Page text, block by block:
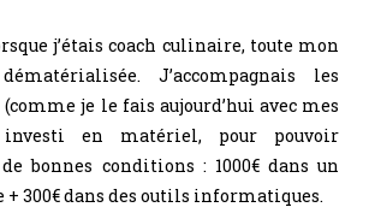
j’étais coach culinaire, toute mon
J’accompagnais les
je le fais aujourd’hui avec mes
investi en matériel, pour pouvoir
bonnes conditions : 1000€ dans un
300€ dans des outils informatiques.